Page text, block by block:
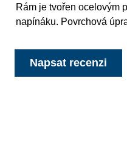
Rám je tvořen ocelovým
napínáku. Povrchová
Napsat recenzi